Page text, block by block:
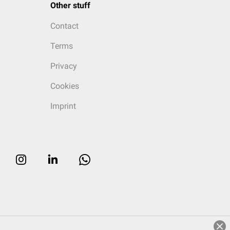
Other stuff
Contact
Terms
Privacy
Cookies
Imprint